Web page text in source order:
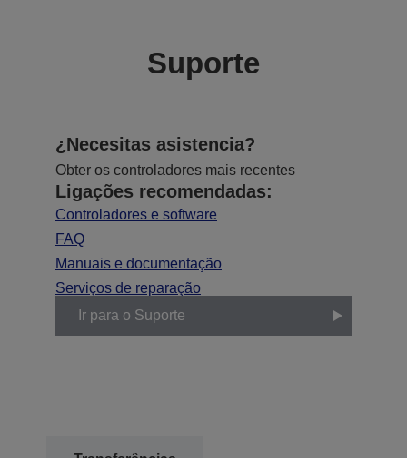
Suporte
¿Necesitas asistencia?
Obter os controladores mais recentes
Ligações recomendadas:
Controladores e software
FAQ
Manuais e documentação
Serviços de reparação
Ir para o Suporte